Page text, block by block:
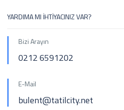
YARDIMA MI İHTİYACINIZ VAR?
Bizi Arayın
0212 6591202
E-Mail
bulent@tatilcity.net